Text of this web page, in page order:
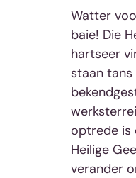
Watter
baie! Die
hartseer
staan tans
optrede is
Heilige
verander